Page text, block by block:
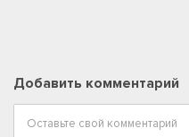
Добавить комментарий